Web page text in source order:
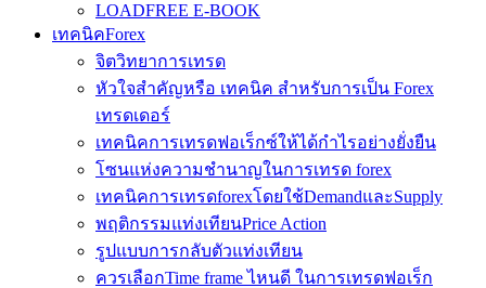
LOADFREE E-BOOK
เทคนิคForex
จิตวิทยาการเทรด
หัวใจสำคัญหรือ เทคนิค สำหรับการเป็น Forex
เทรดเดอร์
เทคนิคการเทรดฟอเร็กซ์ให้ได้กำไรอย่างยั่งยืน
โซนแห่งความชำนาญในการเทรด forex
เทคนิคการเทรดforexโดยใช้DemandและSupply
พฤติกรรมแท่งเทียนPrice Action
รูปแบบการกลับตัวแท่งเทียน
ควรเลือกTime frame ไหนดี ในการเทรดฟอเร็ก